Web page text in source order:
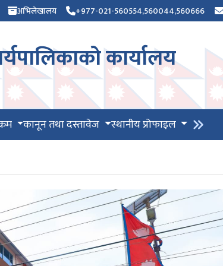
अभिलेखालय +977-021-560554,560044,560666
कार्यालय
कानून तथा दस्तावेज स्थानीय प्रोफाइल